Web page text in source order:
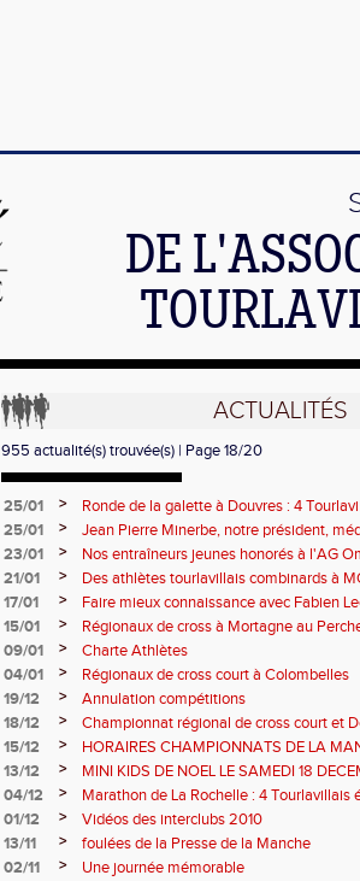
DE
ACTUALITÉS
955 actualité(s) trouvée(s) | Page 18/20
25/01 >
Ronde de la galette à Douvres : 4
25/01
>
Jean Pierre Minerbe, notre président,
et Sports
23/01 >
Nos entraîneurs jeunes honorés à l'AG
21/01
>
Des athlètes tourlavillais combinards à
régionaux
17/01 >
Faire mieux connaissance avec Fabien
l'AST !
15/01 >
Régionaux de cross à Mortagne au
09/01
>
Charte Athlètes
04/01
>
Régionaux de cross court à Colombelles
19/12
>
Annulation compétitions
18/12
>
Championnat régional de cross court et
Valognes le 9 janvier
15/12 >
HORAIRES CHAMPIONNATS DE LA
13/12
>
MINI KIDS DE NOEL LE SAMEDI 18
ATHLETES SONT BIENVENUS.
04/12 >
Marathon de La Rochelle : 4 Tourlavillais
01/12
>
Vidéos des interclubs 2010
13/11
>
foulées de la Presse de la Manche
02/11
>
Une journée mémorable